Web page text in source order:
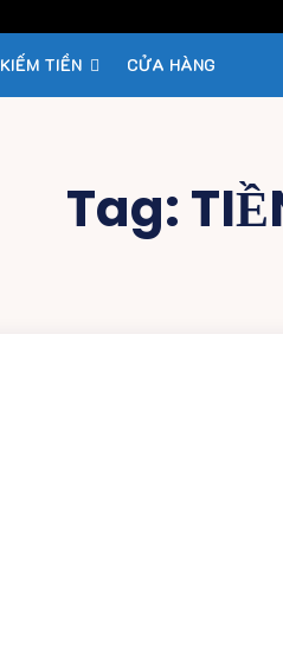
KIẾM TIỀN CỬA HÀNG
Tag: